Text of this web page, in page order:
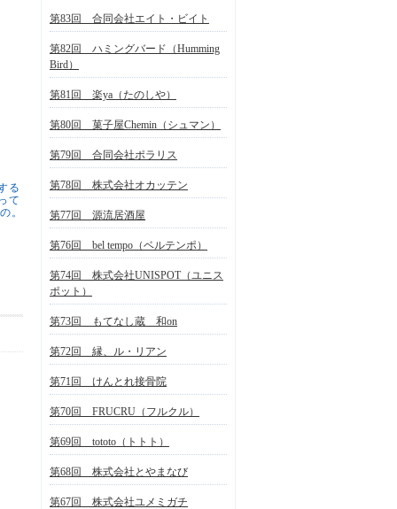
る
て
。
第83回 合同会社エイト・ビイト
第82回 ハミングバード（Humming
Bird）
第81回 楽ya（たのしや）
第80回 菓子屋Chemin（シュマン）
第79回 合同会社ポラリス
第78回 株式会社オカッテン
第77回 源流居酒屋
第76回 bel tempo（ベルテンポ）
第74回 株式会社UNISPOT（ユニス
ポット）
第73回 もてなし蔵 和on
第72回 縁、ル・リアン
第71回 けんとれ接骨院
第70回 FRUCRU（フルクル）
第69回 tototo（トトト）
第68回 株式会社とやまなび
第67回 株式会社ユメミガチ